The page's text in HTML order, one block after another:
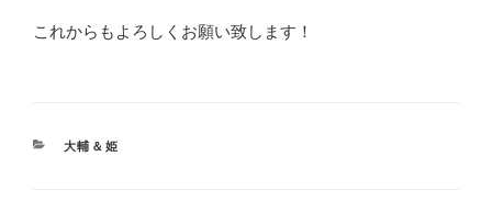
これからもよろしくお願い致します！
CATEGORIES
大輔＆姫